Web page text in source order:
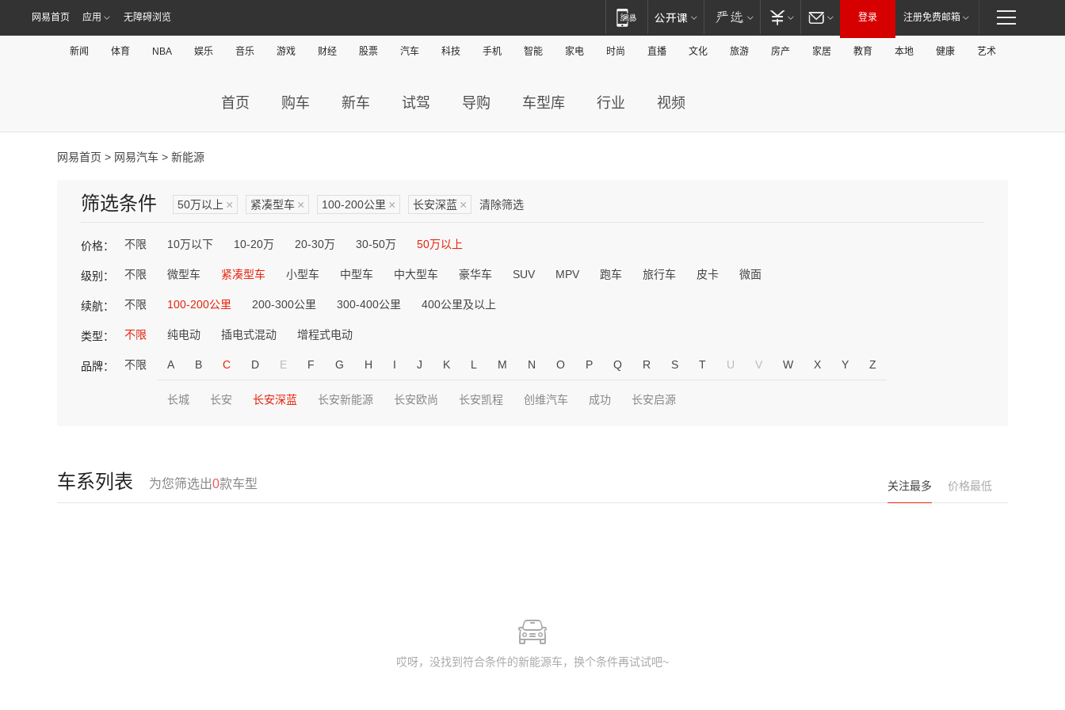
网易首页 应用 无障碍浏览 登录 注册免费邮箱
新闻 体育 NBA 娱乐 音乐 游戏 财经 股票 汽车 科技 手机 智能 家电 时尚 直播 文化 旅游 房产 家居 教育 本地 健康 艺术
首页 购车 新车 试驾 导购 车型库 行业 视频
网易首页 > 网易汽车 > 新能源
筛选条件 50万以上 × 紧凑型车 × 100-200公里 × 长安深蓝 × 清除筛选
价格： 不限 10万以下 10-20万 20-30万 30-50万 50万以上
级别： 不限 微型车 紧凑型车 小型车 中型车 中大型车 豪华车 SUV MPV 跑车 旅行车 皮卡 微面
续航： 不限 100-200公里 200-300公里 300-400公里 400公里及以上
类型： 不限 纯电动 插电式混动 增程式电动
品牌： 不限 A B C D E F G H I J K L M N O P Q R S T U V W X Y Z
长城 长安 长安深蓝 长安新能源 长安欧尚 长安凯程 创维汽车 成功 长安启源
车系列表 为您筛选出0款车型 关注最多 价格最低
哎呀，没找到符合条件的新能源车，换个条件再试试吧~